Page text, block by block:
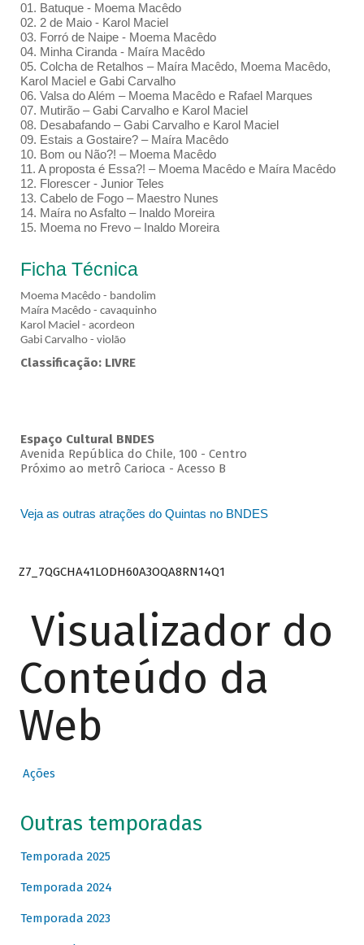
01. Batuque - Moema Macêdo
02. 2 de Maio - Karol Maciel
03. Forró de Naipe - Moema Macêdo
04. Minha Ciranda - Maíra Macêdo
05. Colcha de Retalhos – Maíra Macêdo, Moema Macêdo,
Karol Maciel e Gabi Carvalho
06. Valsa do Além – Moema Macêdo e Rafael Marques
07. Mutirão – Gabi Carvalho e Karol Maciel
08. Desabafando – Gabi Carvalho e Karol Maciel
09. Estais a Gostaire? – Maíra Macêdo
10. Bom ou Não?! – Moema Macêdo
11. A proposta é Essa?! – Moema Macêdo e Maíra Macêdo
12. Florescer - Junior Teles
13. Cabelo de Fogo – Maestro Nunes
14. Maíra no Asfalto – Inaldo Moreira
15. Moema no Frevo – Inaldo Moreira
Ficha Técnica
Moema Macêdo - bandolim
Maíra Macêdo - cavaquinho
Karol Maciel - acordeon
Gabi Carvalho - violão
Classificação: LIVRE
Espaço Cultural BNDES
Avenida República do Chile, 100 - Centro
Próximo ao metrô Carioca - Acesso B
Veja as outras atrações do Quintas no BNDES
Z7_7QGCHA41LODH60A3OQA8RN14Q1
Visualizador do
Conteúdo da
Web
Ações
Outras temporadas
Temporada 2025
Temporada 2024
Temporada 2023